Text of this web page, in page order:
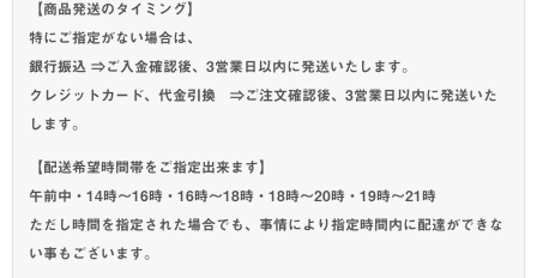
【商品発送のタイミング】
特にご指定がない場合は、
銀行振込 ⇒ご入金確認後、3営業日以内に発送いたします。
クレジットカード、代金引換 ⇒ご注文確認後、3営業日以内に発送いた
します。
【配送希望時間帯をご指定出来ます】
午前中・14時～16時・16時～18時・18時～20時・19時～21時
ただし時間を指定された場合でも、事情により指定時間内に配達ができな
い事もございます。